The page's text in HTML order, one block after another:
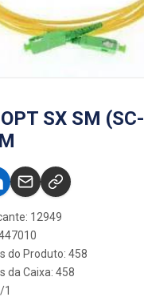
SX SM
12949
do Produto: 458
da Caixa: 458
1